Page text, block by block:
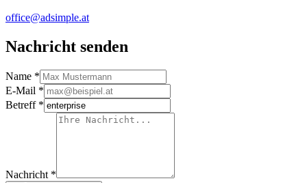
office@adsimple.at
Nachricht senden
Name *
E-Mail *
Betreff *
Nachricht *